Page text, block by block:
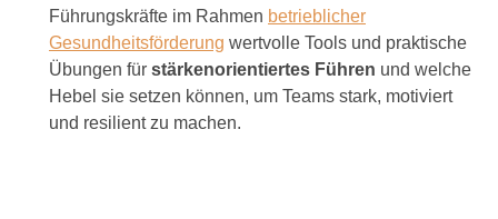
Führungskräfte im Rahmen betrieblicher
Gesundheitsförderung wertvolle Tools und praktische
Übungen für stärkenorientiertes Führen und welche
Hebel sie setzen können, um Teams stark, motiviert
und resilient zu machen.